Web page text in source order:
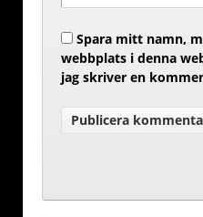
Spara mitt namn,
webbplats i denna
jag skriver en